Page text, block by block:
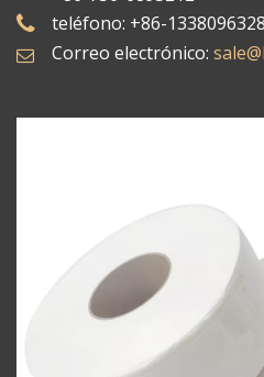
teléfono: +86-
Correo electrónico: